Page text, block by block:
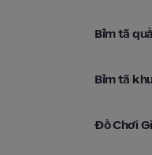
Bỉm tã
Bỉm tã
Đồ Chơi